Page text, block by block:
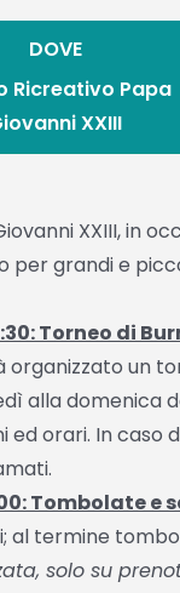
DOVE
Ricreativo Papa
XXIII
XXIII, in
grandi e
Torneo di
organizzato un
alla domenica
ed orari. In
Tombolate e
termine
solo su